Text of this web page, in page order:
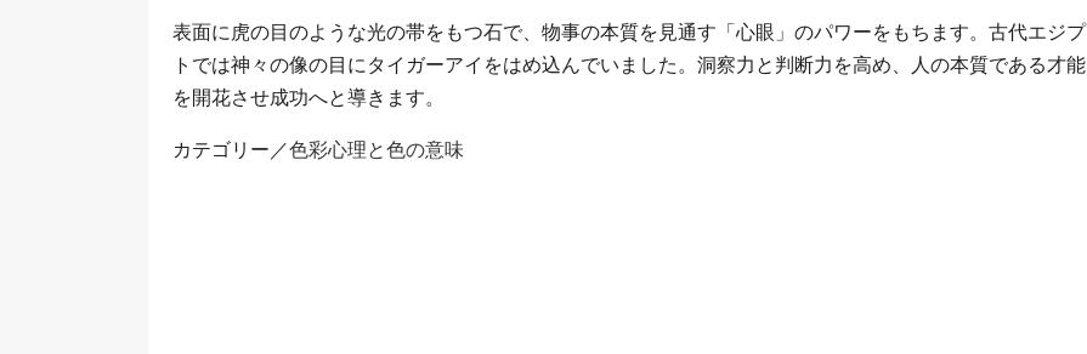
表面に虎の目のような光の帯をもつ石で、物事の本質を見通す「心眼」のパワーをもちます。古代エジプ
トでは神々の像の目にタイガーアイをはめ込んでいました。洞察力と判断力を高め、人の本質である才能
を開花させ成功へと導きます。
カテゴリー／色彩心理と色の意味